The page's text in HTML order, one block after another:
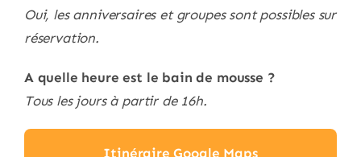
Oui, les anniversaires et groupes sont possibles sur
réservation.
A quelle heure est le bain de mousse ?
Tous les jours à partir de 16h.
Itinéraire Google Maps